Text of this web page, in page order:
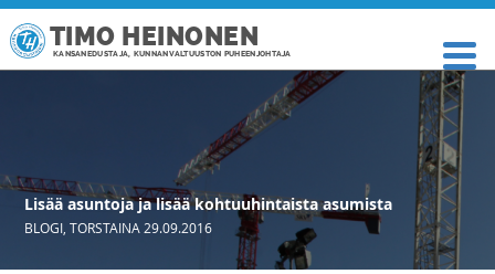
TIMO HEINONEN
KANSANEDUSTAJA, KUNNANVALTUUSTON PUHEENJOHTAJA
Lisää asuntoja ja lisää kohtuuhintaista asumista
BLOGI ,TORSTAINA 29.09.2016